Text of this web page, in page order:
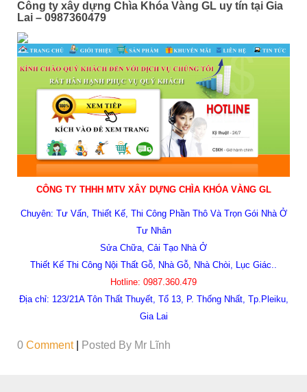
Công ty xây dựng Chìa Khóa Vàng GL uy tín tại Gia
Lai – 0987360479
CÔNG TY THHH MTV XÂY DỰNG CHÌA KHÓA VÀNG GL
Chuyên: Tư Vấn, Thiết Kế, Thi Công Phần Thô Và Trọn Gói Nhà Ở
Tư Nhân
Sửa Chữa, Cải Tạo Nhà Ở
Thiết Kế Thi Công Nội Thất Gỗ, Nhà Gỗ, Nhà Chòi, Lục Giác..
Hotline: 0987.360.479
Địa chỉ: 123/21A Tôn Thất Thuyết, Tổ 13, P. Thống Nhất, Tp.Pleiku,
Gia Lai
0 Comment Posted By Mr Lĩnh